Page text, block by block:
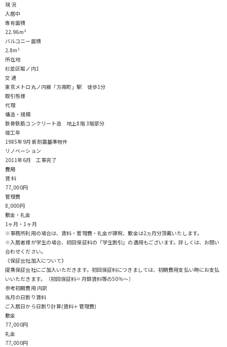
現 況
入居中
専有面積
22.96m²
バルコニー面積
2.8m²
所在地
杉並区堀ノ内1
交 通
東京メトロ丸ノ内線「方南町」駅 徒歩1分
取引態様
代理
構造・規模
鉄骨鉄筋コンクリート造 地上8階 3階部分
竣工年
1985年9月 新耐震基準物件
リノベーション
2011年6月 工事完了
費用
賃 料
77,000円
管理費
8,000円
敷金・礼金
1ヶ月・1ヶ月
※事務所利用の場合は、賃料・管理費・礼金が課税、敷金は2ヵ月分頂戴いたします。
※入居者様が学生の場合、初回保証料の『学生割引』の適用もございます。詳しくは、お問い
合わせください。
《保証会社加入について》
提携保証会社にご加入いただきます。初回保証料につきましては、初期費用支払い時にお支払
いいただきます。（初回保証料＝月額賃料等の50％～）
参考初期費用 内訳
当月の日割り賃料
ご入居日から日割り計算(賃料＋管理費)
敷金
77,000円
礼金
77,000円